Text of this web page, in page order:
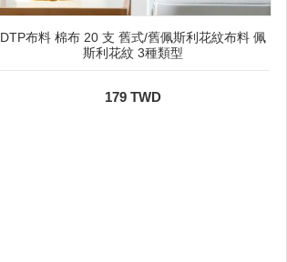
DTP布料 棉布 20 支 舊式/舊佩斯利花紋布料 佩
斯利花紋 3種類型
179 TWD